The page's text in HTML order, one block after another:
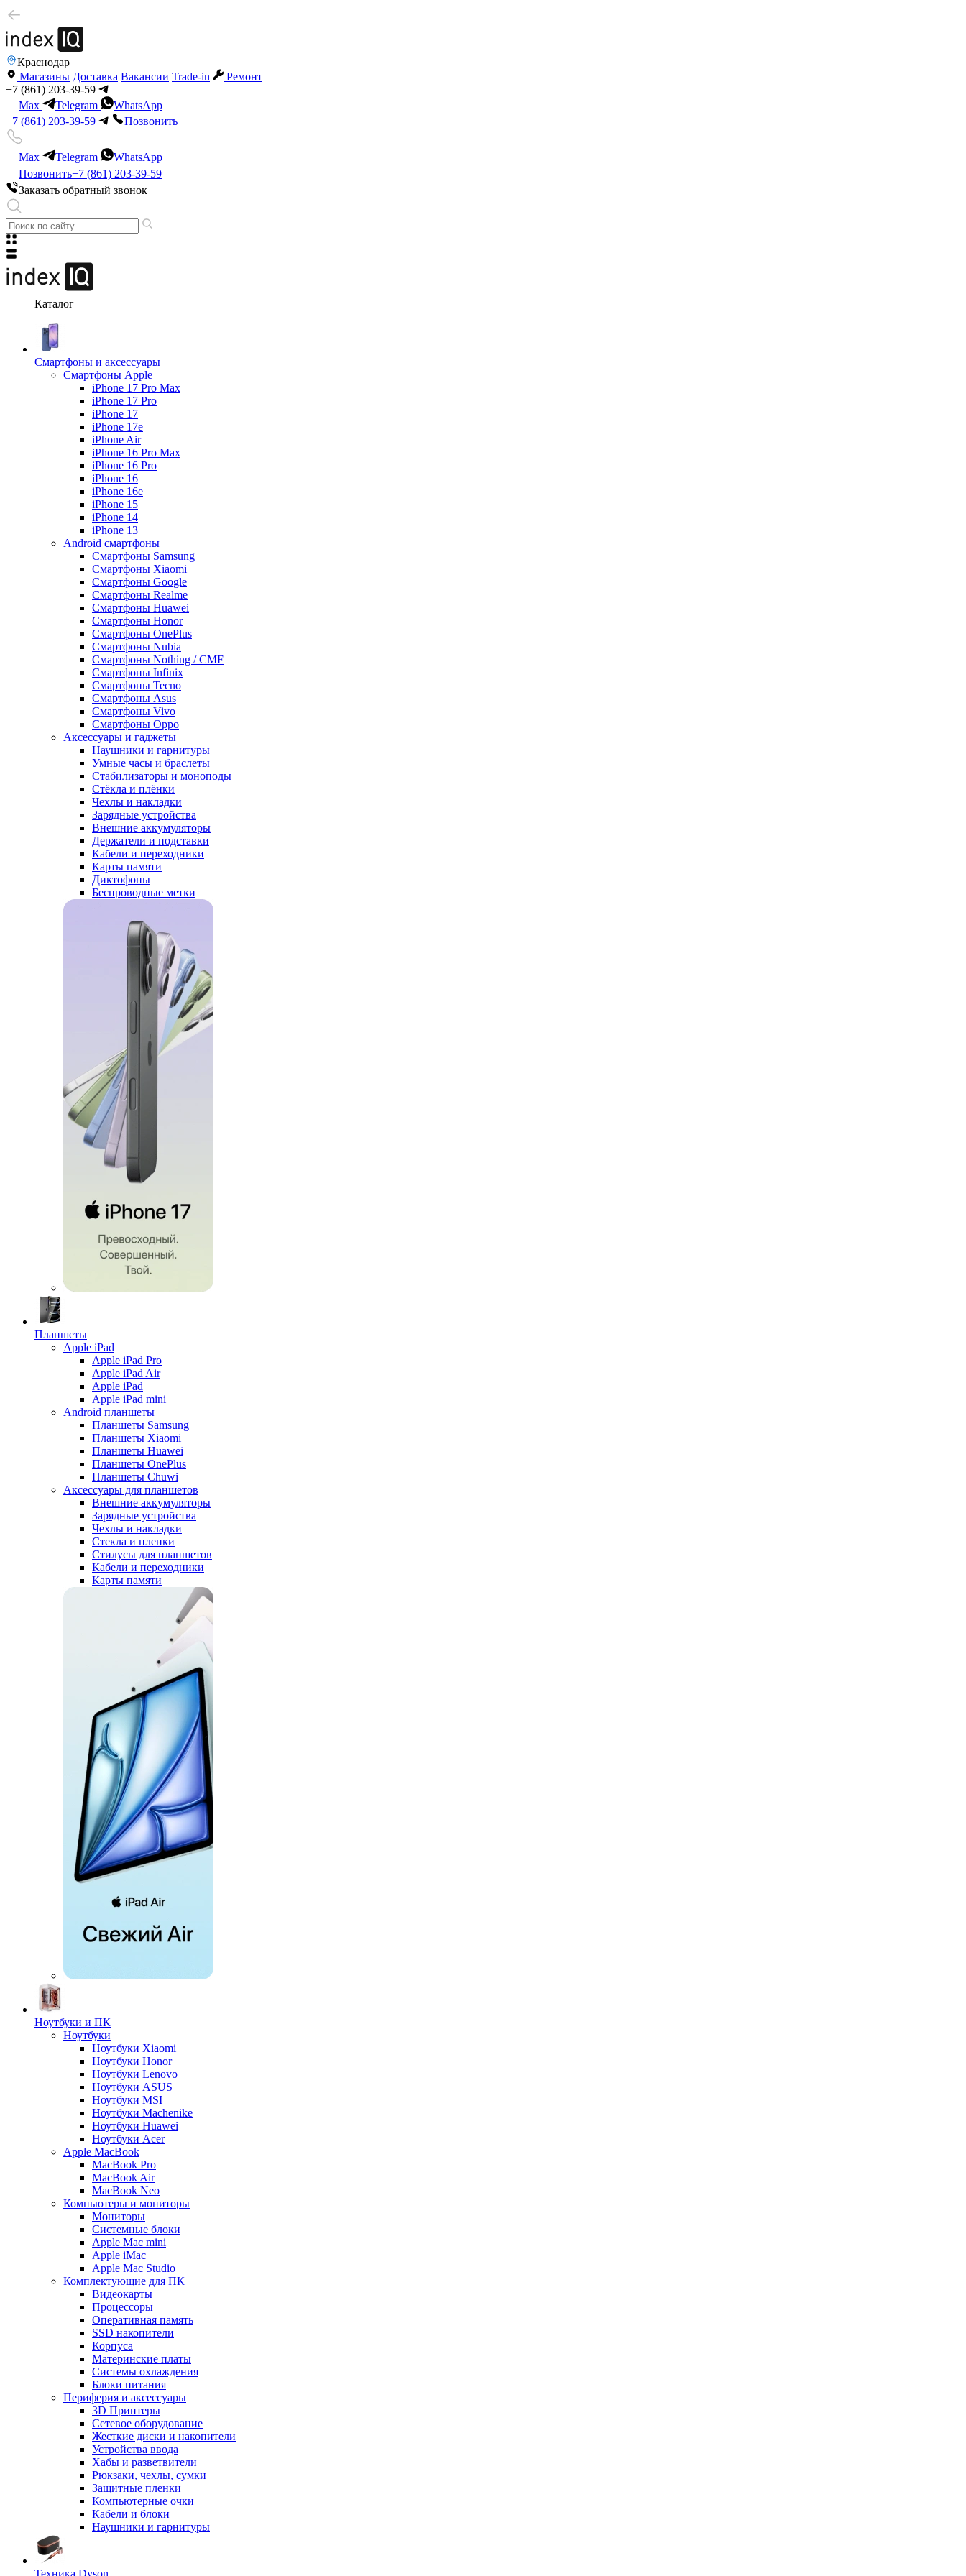
Краснодар
Магазины Доставка Вакансии Trade-in
Ремонт
+7 (861) 203-39-59
Max
Telegram
WhatsApp
+7 (861) 203-39-59
Позвонить
Max Telegram
WhatsApp
Позвонить+7 (861) 203-39-59
Заказать обратный звонок
Каталог
Смартфоны и аксессуары
Смартфоны Apple
iPhone 17 Pro Max
iPhone 17 Pro
iPhone 17
iPhone 17e
iPhone Air
iPhone 16 Pro Max
iPhone 16 Pro
iPhone 16
iPhone 16e
iPhone 15
iPhone 14
iPhone 13
Android cмартфоны
Смартфоны Samsung
Смартфоны Xiaomi
Смартфоны Google
Смартфоны Realme
Смартфоны Huawei
Смартфоны Honor
Смартфоны OnePlus
Смартфоны Nubia
Смартфоны Nothing / CMF
Смартфоны Infinix
Смартфоны Tecno
Смартфоны Asus
Смартфоны Vivo
Смартфоны Oppo
Аксессуары и гаджеты
Наушники и гарнитуры
Умные часы и браслеты
Стабилизаторы и моноподы
Стёкла и плёнки
Чехлы и накладки
Зарядные устройства
Внешние аккумуляторы
Держатели и подставки
Кабели и переходники
Карты памяти
Диктофоны
Беспроводные метки
Планшеты
Apple iPad
Apple iPad Pro
Apple iPad Air
Apple iPad
Apple iPad mini
Android планшеты
Планшеты Samsung
Планшеты Xiaomi
Планшеты Huawei
Планшеты OnePlus
Планшеты Chuwi
Аксессуары для планшетов
Внешние аккумуляторы
Зарядные устройства
Чехлы и накладки
Стекла и пленки
Стилусы для планшетов
Кабели и переходники
Карты памяти
Ноутбуки и ПК
Ноутбуки
Ноутбуки Xiaomi
Ноутбуки Honor
Ноутбуки Lenovo
Ноутбуки ASUS
Ноутбуки MSI
Ноутбуки Machenike
Ноутбуки Huawei
Ноутбуки Acer
Apple MacBook
MacBook Pro
MacBook Air
MacBook Neo
Компьютеры и мониторы
Мониторы
Системные блоки
Apple Mac mini
Apple iMac
Apple Mac Studio
Комплектующие для ПК
Видеокарты
Процессоры
Оперативная память
SSD накопители
Корпуса
Материнские платы
Системы охлаждения
Блоки питания
Периферия и аксессуары
3D Принтеры
Сетевое оборудование
Жесткие диски и накопители
Устройства ввода
Хабы и разветвители
Рюкзаки, чехлы, сумки
Защитные пленки
Компьютерные очки
Кабели и блоки
Наушники и гарнитуры
Техника Dyson